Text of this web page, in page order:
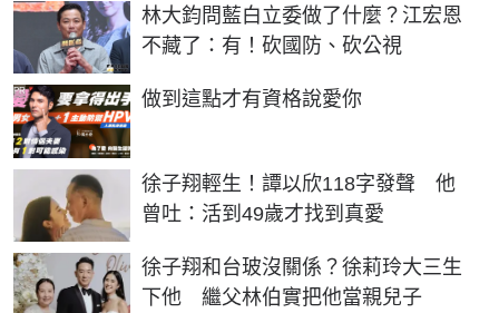
林大鈞問藍白立委做了什麼？江宏恩
不藏了：有！砍國防、砍公視
做到這點才有資格說愛你
PR
徐子翔輕生！譚以欣118字發聲 他
曾吐：活到49歲才找到真愛
徐子翔和台玻沒關係？徐莉玲大三生
下他 繼父林伯實把他當親兒子